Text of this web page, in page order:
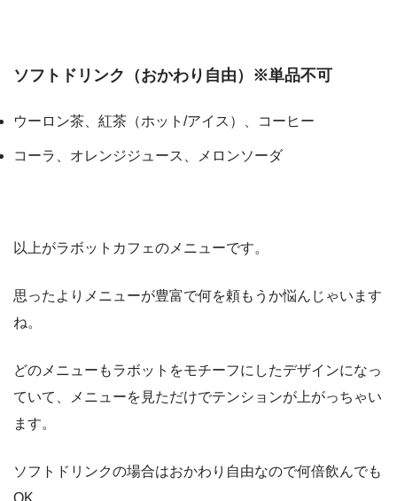
ソフトドリンク（おかわり自由）※単品不可
ウーロン茶、紅茶（ホット/アイス）、コーヒー
コーラ、オレンジジュース、メロンソーダ
以上がラボットカフェのメニューです。
思ったよりメニューが豊富で何を頼もうか悩んじゃいます
ね。
どのメニューもラボットをモチーフにしたデザインになっ
ていて、メニューを見ただけでテンションが上がっちゃい
ます。
ソフトドリンクの場合はおかわり自由なので何倍飲んでも